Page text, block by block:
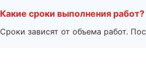
Какие сроки выполнения работ?
Сроки зависят от объема работ.